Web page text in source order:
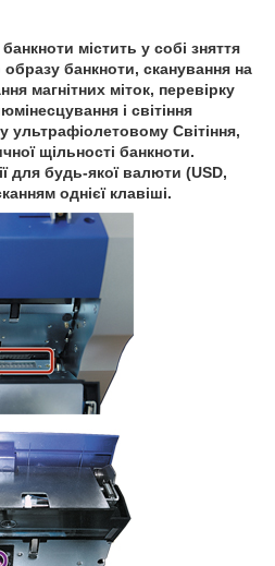
містить у собі зняття
банкноти, сканування на
магнітних міток, перевірку
і світіння
ультрафіолетовому Світіння,
щільності банкноти.
для будь-якої валюти (USD,
однієї клавіші.